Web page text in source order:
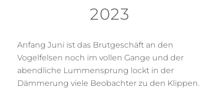
2023
Anfang Juni ist das Brutgeschäft an den
Vogelfelsen noch im vollen Gange und der
abendliche Lummensprung lockt in der
Dämmerung viele Beobachter zu den Klippen.